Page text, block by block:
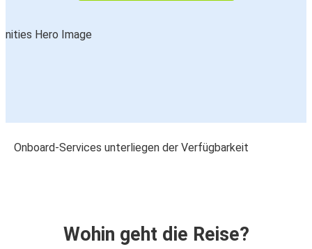
Onboard-Services unterliegen der Verfügbarkeit
Wohin geht die Reise?